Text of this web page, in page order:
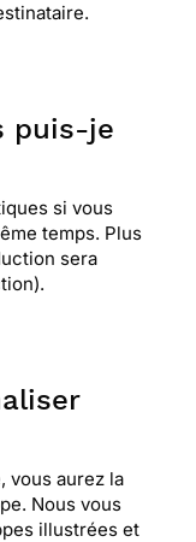
puis-je
si vous
temps. Plus
sera
vous aurez la
Nous vous
illustrées et